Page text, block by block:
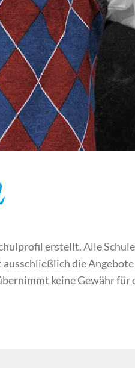
erstellt. Alle
die
keine Gewähr für